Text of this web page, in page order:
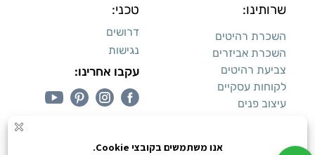
שרותינו:
השכרת רהיטים
השכרת אביזרים
צביעת רהיטים
לקוחות עסקיים
עיצוב פנים
טכני:
דרושים
נגישות
עקבו אחרינו: